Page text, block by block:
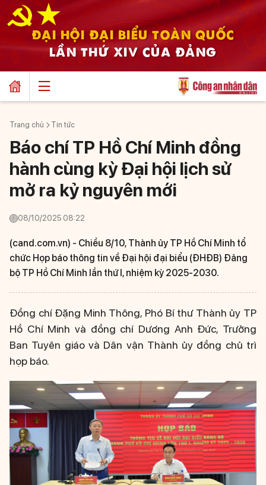
ĐẠI HỘI ĐẠI BIỂU TOÀN QUỐC
LẦN THỨ XIV CỦA ĐẢNG
Trang chủ Tin tức
Báo chí TP Hồ Chí Minh đồng
hành cùng kỳ Đại hội lịch sử
mở ra kỷ nguyên mới
08/10/2025 08:22
(cand.com.vn) - Chiều 8/10, Thành ủy TP Hồ Chí Minh tổ
chức Họp báo thông tin về Đại hội đại biểu (ĐHĐB) Đảng
bộ TP Hồ Chí Minh lần thứ I, nhiệm kỳ 2025-2030.
Đồng chí Đặng Minh Thông, Phó Bí thư Thành ủy TP
Hồ Chí Minh và đồng chí Dương Anh Đức, Trưởng
Ban Tuyên giáo và Dân vận Thành ủy đồng chủ trì
họp báo.